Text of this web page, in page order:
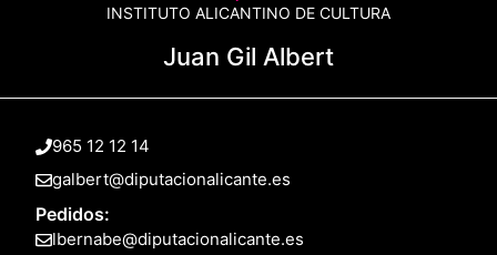
INSTITUTO ALICANTINO DE CULTURA
Juan Gil Albert
965 12 12 14
galbert@diputacionalicante.es
Pedidos:
lbernabe@diputacionalicante.es